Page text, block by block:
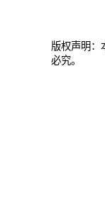
版权声明：
必究。